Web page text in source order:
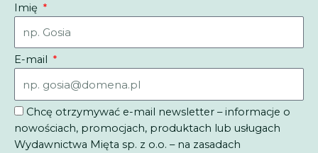
Imię
E-mail
Chcę otrzymywać e-mail newsletter – informacje o
nowościach, promocjach, produktach lub usługach
Wydawnictwa Mięta sp. z o.o. – na zasadach